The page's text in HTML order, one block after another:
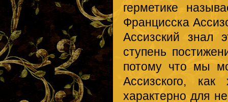
герметике
Францисска
Ассизский знал
ступень
потому что мы
Ассизского, как
характерно для